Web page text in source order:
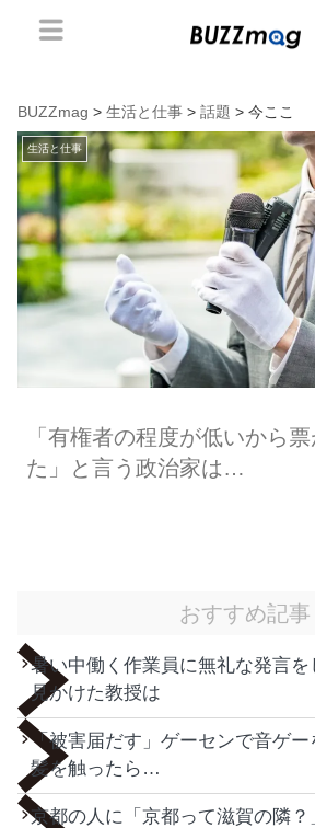
BUZZmag > 生活と仕事 > 話題 > 今ここ
生活と仕事
「有権者の程度が低いから
た」と言う政治家は…
おすすめ記事
暑い中働く作業員に無礼な発言
見かけた教授は
「被害届だす」ゲーセンで音ゲー
髪を触ったら…
京都の人に「京都って滋賀の隣